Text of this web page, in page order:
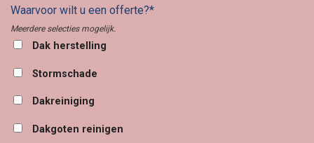
Waarvoor wilt u een offerte?*
Meerdere selecties mogelijk.
Dak herstelling
Stormschade
Dakreiniging
Dakgoten reinigen